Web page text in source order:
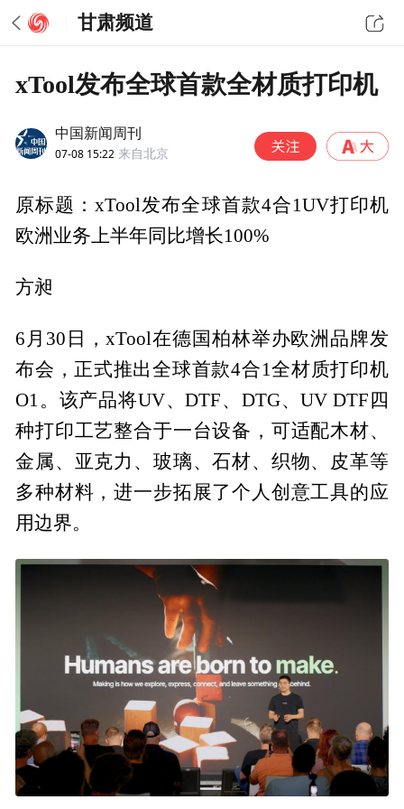
甘肃频道
xTool发布全球首款全材质打印机
中国新闻周刊
07-08 15:22 来自北京
原标题：xTool发布全球首款4合1UV打印机
欧洲业务上半年同比增长100%
方昶
6月30日，xTool在德国柏林举办欧洲品牌发
布会，正式推出全球首款4合1全材质打印机
O1。该产品将UV、DTF、DTG、UV DTF四
种打印工艺整合于一台设备，可适配木材、
金属、亚克力、玻璃、石材、织物、皮革等
多种材料，进一步拓展了个人创意工具的应
用边界。